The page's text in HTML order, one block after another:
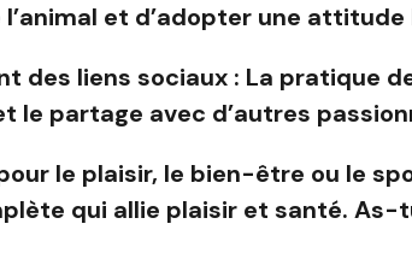
et d’adopter une
des liens sociaux : La pratique
le partage avec d’autres
le plaisir, le bien-être ou le
qui allie plaisir et santé. As-